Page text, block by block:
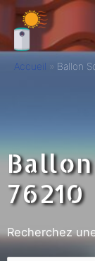
Accueil Ballon
76210
Recherchez